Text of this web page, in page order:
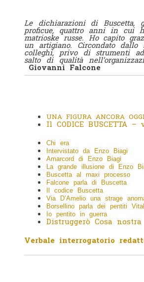
Le dichiarazioni di Buscetta,
proficue, quattro anni in cui
matrioske russe. Ho capito
un artigiano. Circondato dallo
colleghi, privo di strumenti
salto di qualità
Giovanni Falcone
UNA FIGURA ANCORA
Il CODICE BUSCETTA –
Chi era
Intervistato da Enzo Biagi
Amarcord di Enzo Biagi
La grande illusione di Enzo
Buscetta al maxi processo
Falcone parla di Buscetta
Il codice Buscetta
Via D’Amelio una strage
Borsellino parla dei pentiti
Io pentito in guerra
Distruggerò Cosa nostra
Verbale interrogatorio